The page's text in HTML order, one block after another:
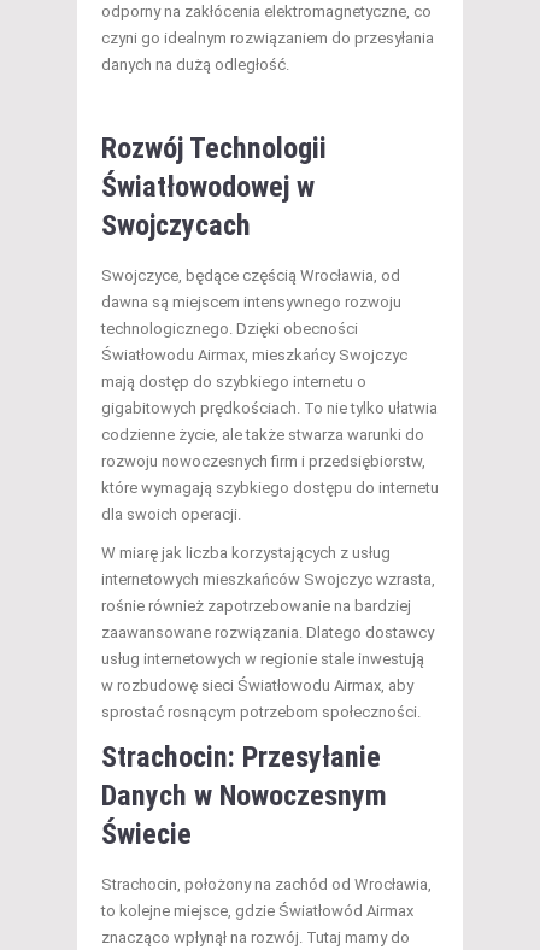
odporny na zakłócenia elektromagnetyczne, co
czyni go idealnym rozwiązaniem do przesyłania
danych na dużą odległość.
Rozwój Technologii
Światłowodowej w
Swojczycach
Swojczyce, będące częścią Wrocławia, od
dawna są miejscem intensywnego rozwoju
technologicznego. Dzięki obecności
Światłowodu Airmax, mieszkańcy Swojczyc
mają dostęp do szybkiego internetu o
gigabitowych prędkościach. To nie tylko ułatwia
codzienne życie, ale także stwarza warunki do
rozwoju nowoczesnych firm i przedsiębiorstw,
które wymagają szybkiego dostępu do internetu
dla swoich operacji.
W miarę jak liczba korzystających z usług
internetowych mieszkańców Swojczyc wzrasta,
rośnie również zapotrzebowanie na bardziej
zaawansowane rozwiązania. Dlatego dostawcy
usług internetowych w regionie stale inwestują
w rozbudowę sieci Światłowodu Airmax, aby
sprostać rosnącym potrzebom społeczności.
Strachocin: Przesyłanie
Danych w Nowoczesnym
Świecie
Strachocin, położony na zachód od Wrocławia,
to kolejne miejsce, gdzie Światłowód Airmax
znacząco wpłynął na rozwój. Tutaj mamy do